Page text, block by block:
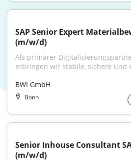
SAP Senior Expert
(m/w/d)
Als primärer
erbringen wir stabile, sichere und
BWI GmbH
Bonn
Senior Inhouse Consultant
(m/w/d)